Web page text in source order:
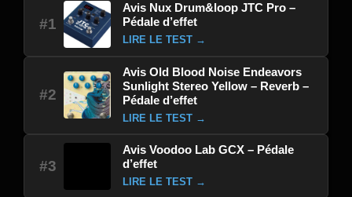
#1
Avis Nux Drum&loop JTC Pro –
Pédale d’effet
LIRE LE TEST →
#2
Avis Old Blood Noise Endeavors
Sunlight Stereo Yellow – Reverb –
Pédale d’effet
LIRE LE TEST →
#3
Avis Voodoo Lab GCX – Pédale
d’effet
LIRE LE TEST →